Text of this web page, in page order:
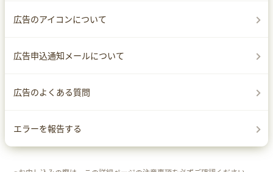
広告のアイコンについて
広告申込通知メールについて
広告のよくある質問
エラーを報告する